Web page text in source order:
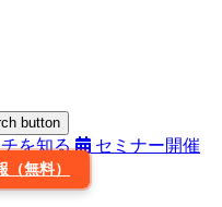
を知る
セミナー開催
無料）